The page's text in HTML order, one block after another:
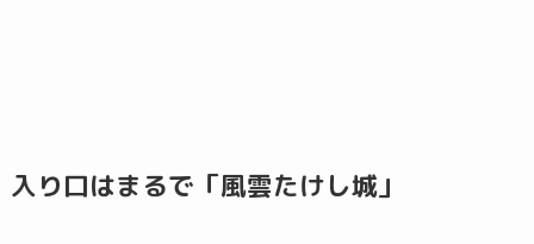
入り口はまるで「風雲たけし城」